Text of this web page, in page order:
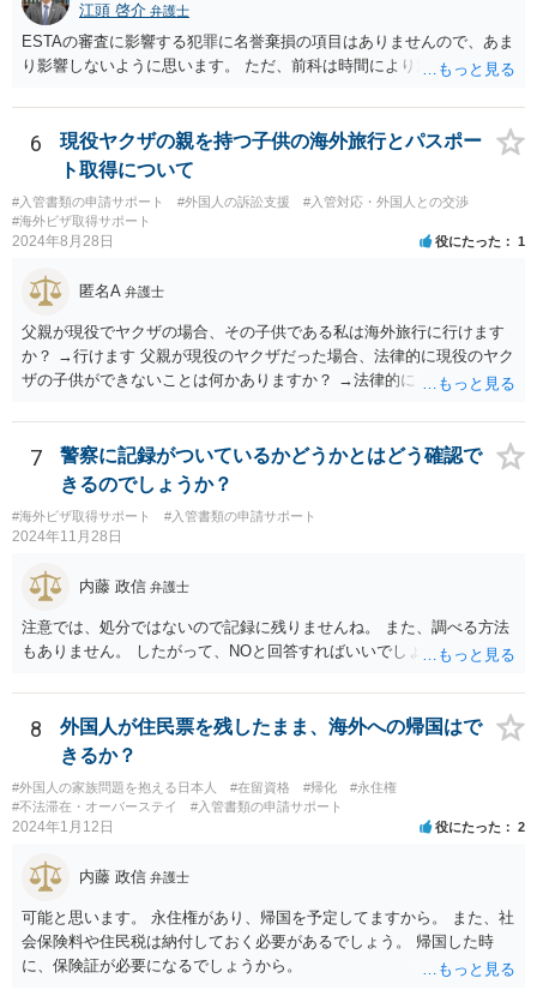
江頭 啓介 弁護士
ESTAの審査に影響する犯罪に名誉棄損の項目はありませんので、あま
り影響しないように思います。 ただ、前科は時間により消えません。
6
現役ヤクザの親を持つ子供の海外旅行とパスポー
ト取得について
#入管書類の申請サポート #外国人の訴訟支援
#入管対応・外国人との交渉
#海外ビザ取得サポート
2024年8月28日 役にたった 1
匿名A 弁護士
父親が現役でヤクザの場合、その子供である私は海外旅行に行けます
か？ →行けます 父親が現役のヤクザだった場合、法律的に現役のヤク
ザの子供ができないことは何かありますか？ →法律的に、ということ
7
警察に記録がついているかどうかとはどう確認で
きるのでしょうか？
#海外ビザ取得サポート #入管書類の申請サポート
2024年11月28日
内藤 政信 弁護士
注意では、処分ではないので記録に残りませんね。 また、調べる方法
もありません。 したがって、NOと回答すればいいでしょう。
8
外国人が住民票を残したまま、海外への帰国はで
きるか？
#外国人の家族問題を抱える日本人 #在留資格 #帰化
#永住権
#不法滞在・オーバーステイ
#入管書類の申請サポート
2024年1月12日 役にたった 2
内藤 政信 弁護士
可能と思います。 永住権があり、帰国を予定してますから。 また、社
会保険料や住民税は納付しておく必要があるでしょう。 帰国した時
に、保険証が必要になるでしょうから。